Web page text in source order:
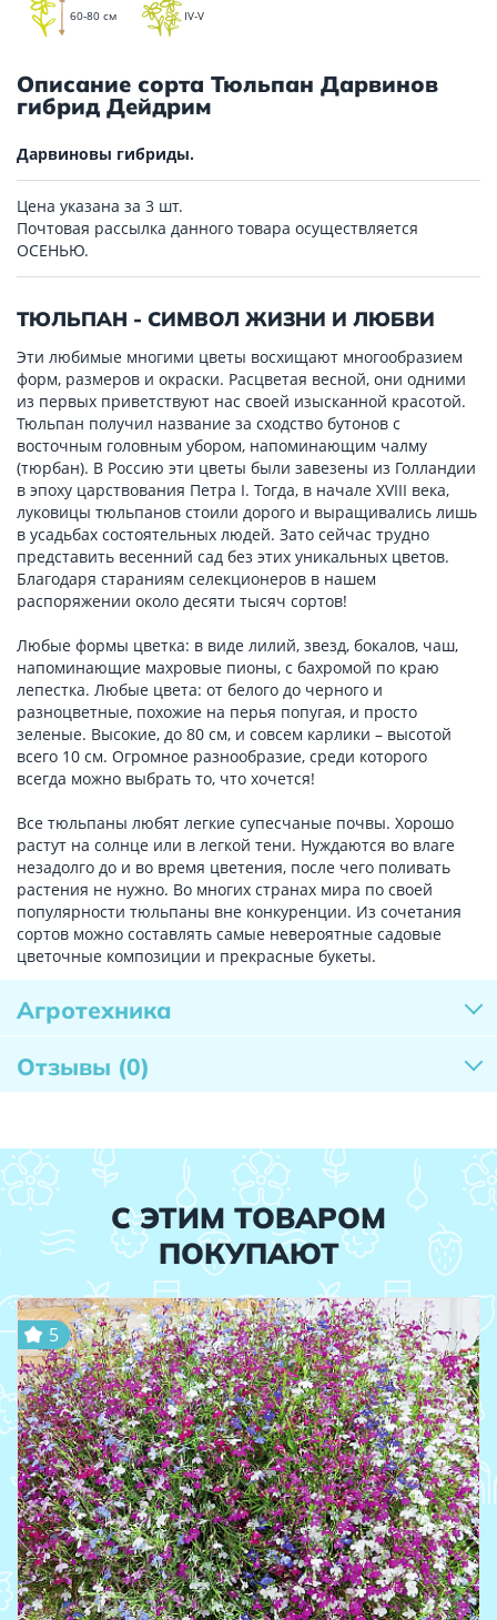
60-80 см IV-V
Описание сорта Тюльпан Дарвинов
гибрид Дейдрим
Дарвиновы гибриды.
Цена указана за 3 шт.
Почтовая рассылка данного товара осуществляется
ОСЕНЬЮ.
ТЮЛЬПАН - СИМВОЛ ЖИЗНИ И ЛЮБВИ
Эти любимые многими цветы восхищают многообразием
форм, размеров и окраски. Расцветая весной, они одними
из первых приветствуют нас своей изысканной красотой.
Тюльпан получил название за сходство бутонов с
восточным головным убором, напоминающим чалму
(тюрбан). В Россию эти цветы были завезены из Голландии
в эпоху царствования Петра I. Тогда, в начале XVIII века,
луковицы тюльпанов стоили дорого и выращивались лишь
в усадьбах состоятельных людей. Зато сейчас трудно
представить весенний сад без этих уникальных цветов.
Благодаря стараниям селекционеров в нашем
распоряжении около десяти тысяч сортов!
Любые формы цветка: в виде лилий, звезд, бокалов, чаш,
напоминающие махровые пионы, с бахромой по краю
лепестка. Любые цвета: от белого до черного и
разноцветные, похожие на перья попугая, и просто
зеленые. Высокие, до 80 см, и совсем карлики – высотой
всего 10 см. Огромное разнообразие, среди которого
всегда можно выбрать то, что хочется!
Все тюльпаны любят легкие супесчаные почвы. Хорошо
растут на солнце или в легкой тени. Нуждаются во влаге
незадолго до и во время цветения, после чего поливать
растения не нужно. Во многих странах мира по своей
популярности тюльпаны вне конкуренции. Из сочетания
сортов можно составлять самые невероятные садовые
цветочные композиции и прекрасные букеты.
Агротехника
Отзывы (0)
С ЭТИМ ТОВАРОМ
ПОКУПАЮТ
5